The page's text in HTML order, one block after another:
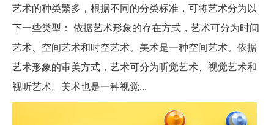
艺术的种类繁多，根据不同的分类标准，可将艺术分为以
下一些类型： 依据艺术形象的存在方式，艺术可分为时间
艺术、空间艺术和时空艺术。美术是一种空间艺术。依据
艺术形象的审美方式，艺术可分为听觉艺术、视觉艺术和
视听艺术。美术也是一种视觉...